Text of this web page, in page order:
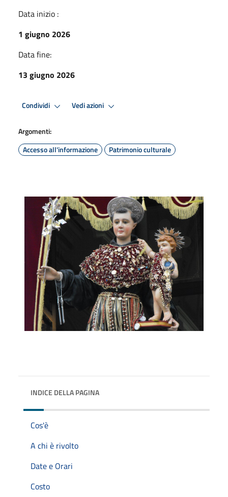
Data inizio :
1 giugno 2026
Data fine:
13 giugno 2026
Condividi Vedi azioni
Argomenti:
Accesso all'informazione
Patrimonio culturale
INDICE DELLA PAGINA
Cos'è
A chi è rivolto
Date e Orari
Costo